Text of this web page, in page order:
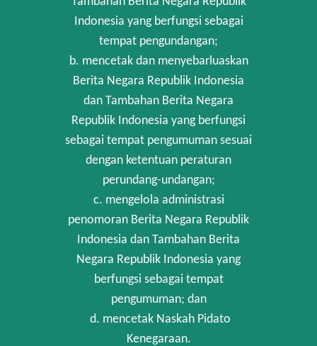
Indonesia yang berfungsi sebagai
tempat pengundangan;
b. mencetak dan menyebarluaskan
Berita Negara Republik Indonesia
dan Tambahan Berita Negara
Republik Indonesia yang berfungsi
sebagai tempat pengumuman sesuai
dengan ketentuan peraturan
perundang-undangan;
c. mengelola administrasi
penomoran Berita Negara Republik
Indonesia dan Tambahan Berita
Negara Republik Indonesia yang
berfungsi sebagai tempat
pengumuman; dan
d. mencetak Naskah Pidato
Kenegaraan.